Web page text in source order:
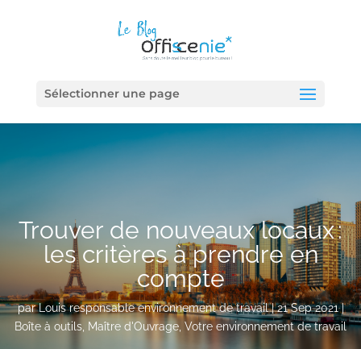
Sélectionner une page
Trouver de nouveaux locaux :
les critères à prendre en
compte
parLouis responsable environnement de travail|21 Sep 2021|
Boîte à outils Maître d'Ouvrage Votre environnement de travail